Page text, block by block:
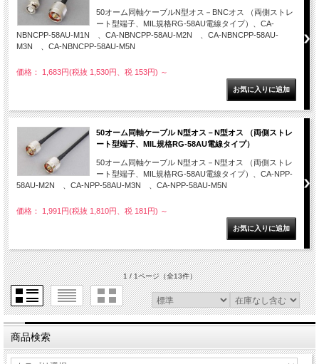
50オーム同軸ケーブルN型オス－BNCオス （両側ストレ
ート型端子、MIL規格RG-58AU電線タイプ）、CA-
NBNCPP-58AU-M1N 、CA-NBNCPP-58AU-M2N 、CA-NBNCPP-58AU-
M3N 、CA-NBNCPP-58AU-M5N
価格： 1,683円(税抜 1,530円、税 153円) ～
50オーム同軸ケーブル N型オス－N型オス （両側ストレ
ート型端子、MIL規格RG-58AU電線タイプ）
50オーム同軸ケーブル N型オス－N型オス （両側ストレ
ート型端子、MIL規格RG-58AU電線タイプ）、CA-NPP-
58AU-M2N 、CA-NPP-58AU-M3N 、CA-NPP-58AU-M5N
価格： 1,991円(税抜 1,810円、税 181円) ～
1 / 1ページ（全13件）
商品検索